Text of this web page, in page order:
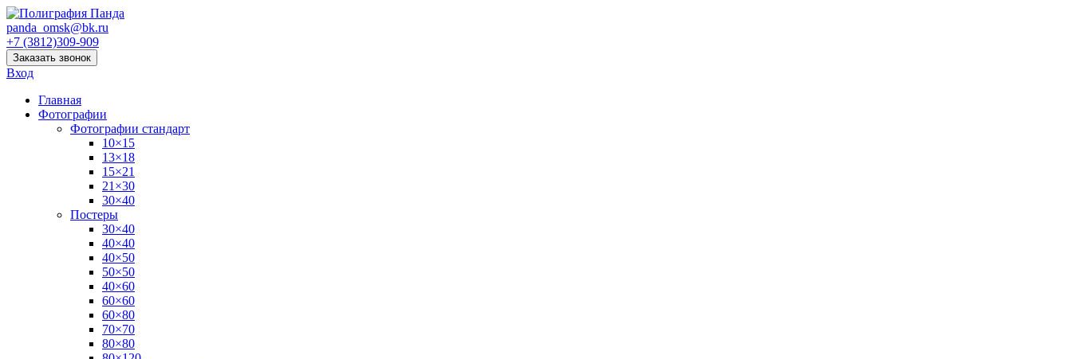
panda_omsk@bk.ru
+7 (3812)309-909
Заказать звонок
Вход
Главная
Фотографии
Фотографии стандарт
10×15
13×18
15×21
21×30
30×40
Постеры
30×40
40×40
40×50
50×50
40×60
60×60
60×80
70×70
80×80